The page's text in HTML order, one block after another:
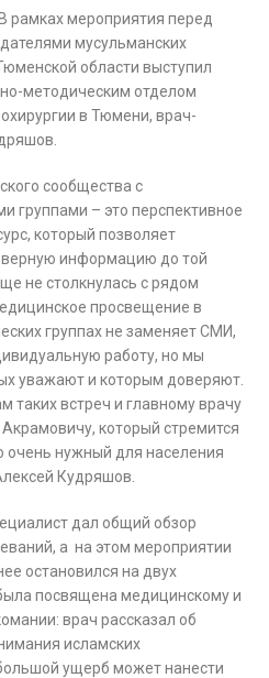
рамках мероприятия перед
мусульманских
области выступил
методическим отделом
в Тюмени, врач-
сообщества с
группами – это перспективное
который позволяет
информацию до той
не столкнулась с рядом
просвещение в
группах не заменяет СМИ,
работу, но мы
уважают и которым доверяют.
таких встреч и главному врачу
который стремится
очень нужный для населения
Кудряшов.
дал общий обзор
а на этом мероприятии
остановился на двух
посвящена медицинскому и
врач рассказал об
исламских
ущерб может нанести